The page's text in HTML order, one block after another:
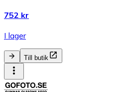
752 kr
I lager
Till butik